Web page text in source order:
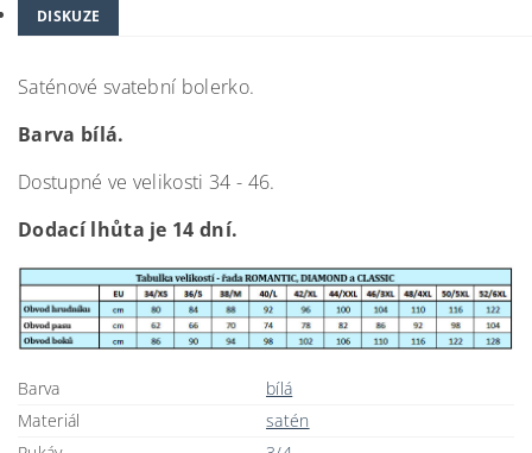
DISKUZE
Saténové svatební bolerko.
Barva bílá.
Dostupné ve velikosti 34 - 46.
Dodací lhůta je 14 dní.
Barva
bílá
Materiál
satén